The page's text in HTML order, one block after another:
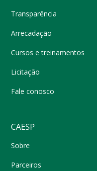
Transparência
Arrecadação
Cursos e treinamentos
Licitação
Fale conosco
CAESP
Sobre
Parceiros